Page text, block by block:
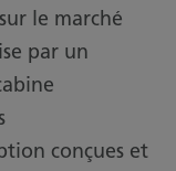
le marché
par un
conçues et